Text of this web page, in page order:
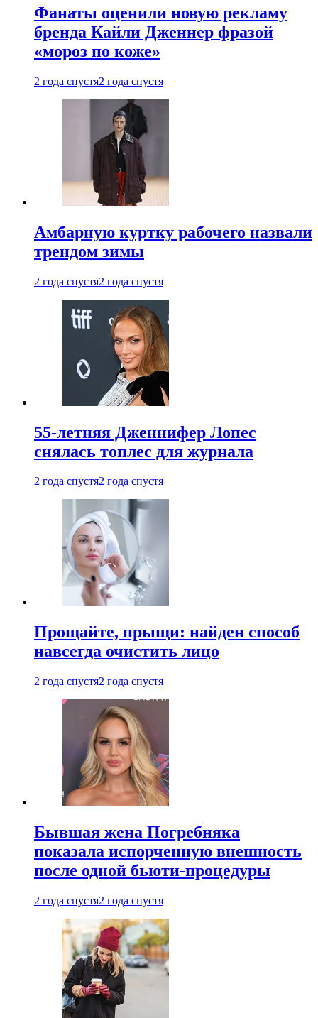
Фанаты оценили новую рекламу
бренда Кайли Дженнер фразой
«мороз по коже»
2 года спустя2 года спустя
Амбарную куртку рабочего назвали
трендом зимы
2 года спустя2 года спустя
55-летняя Дженнифер Лопес
снялась топлес для журнала
2 года спустя2 года спустя
Прощайте, прыщи: найден способ
навсегда очистить лицо
2 года спустя2 года спустя
Бывшая жена Погребняка
показала испорченную внешность
после одной бьюти-процедуры
2 года спустя2 года спустя